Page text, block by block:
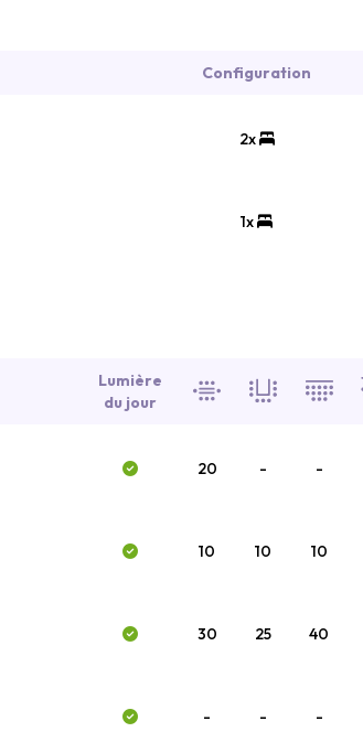
Configuration
2x
1x
Lumière
du jour
20 - -
10 10 10
30 25 40
- - -